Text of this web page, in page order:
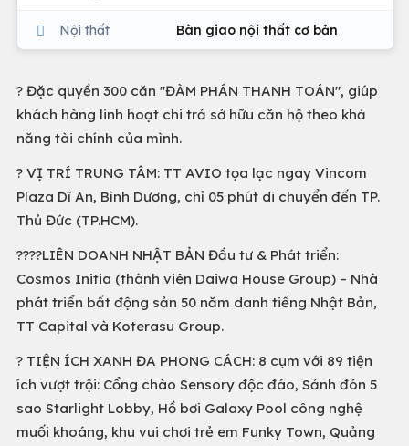
Nội thất Bàn giao nội thất cơ bản
? Đặc quyền 300 căn "ĐÀM PHÁN THANH TOÁN", giúp
khách hàng linh hoạt chi trả sở hữu căn hộ theo khả
năng tài chính của mình.
?️ VỊ TRÍ TRUNG TÂM: TT AVIO tọa lạc ngay Vincom
Plaza Dĩ An, Bình Dương, chỉ 05 phút di chuyển đến TP.
Thủ Đức (TP.HCM).
?‍?‍?‍?LIÊN DOANH NHẬT BẢN Đầu tư & Phát triển:
Cosmos Initia (thành viên Daiwa House Group) – Nhà
phát triển bất động sản 50 năm danh tiếng Nhật Bản,
TT Capital và Koterasu Group.
? TIỆN ÍCH XANH ĐA PHONG CÁCH: 8 cụm với 89 tiện
ích vượt trội: Cổng chào Sensory độc đáo, Sảnh đón 5
sao Starlight Lobby, Hồ bơi Galaxy Pool công nghệ
muối khoáng, khu vui chơi trẻ em Funky Town, Quảng